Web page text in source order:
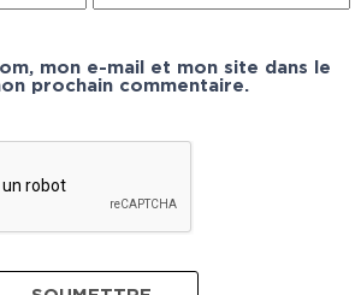
mon e-mail et mon site dans le
prochain commentaire.